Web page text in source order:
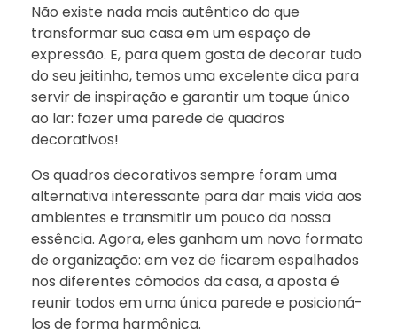
Não existe nada mais autêntico do que
transformar sua casa em um espaço de
expressão. E, para quem gosta de decorar tudo
do seu jeitinho, temos uma excelente dica para
servir de inspiração e garantir um toque único
ao lar: fazer uma parede de quadros
decorativos!
Os quadros decorativos sempre foram uma
alternativa interessante para dar mais vida aos
ambientes e transmitir um pouco da nossa
essência. Agora, eles ganham um novo formato
de organização: em vez de ficarem espalhados
nos diferentes cômodos da casa, a aposta é
reunir todos em uma única parede e posicioná-
los de forma harmônica.